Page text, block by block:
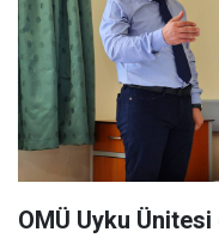
OMÜ Uyku